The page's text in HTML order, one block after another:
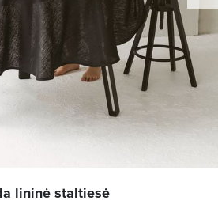
lininė staltiesė